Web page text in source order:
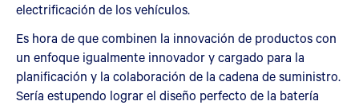
electrificación de los vehículos.
Es hora de que combinen la innovación de productos con
un enfoque igualmente innovador y cargado para la
planificación y la colaboración de la cadena de suministro.
Sería estupendo lograr el diseño perfecto de la batería